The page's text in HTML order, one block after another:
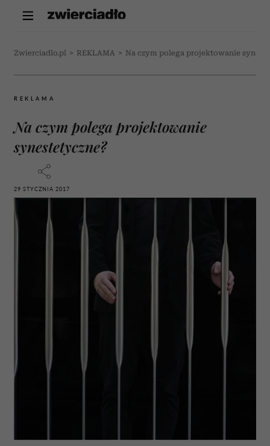
Zwierciadlo.pl > REKLAMA > Na czym polega projektowanie
REKLAMA
Na czym polega projektowanie
synestetyczne?
29 STYCZNIA 2017